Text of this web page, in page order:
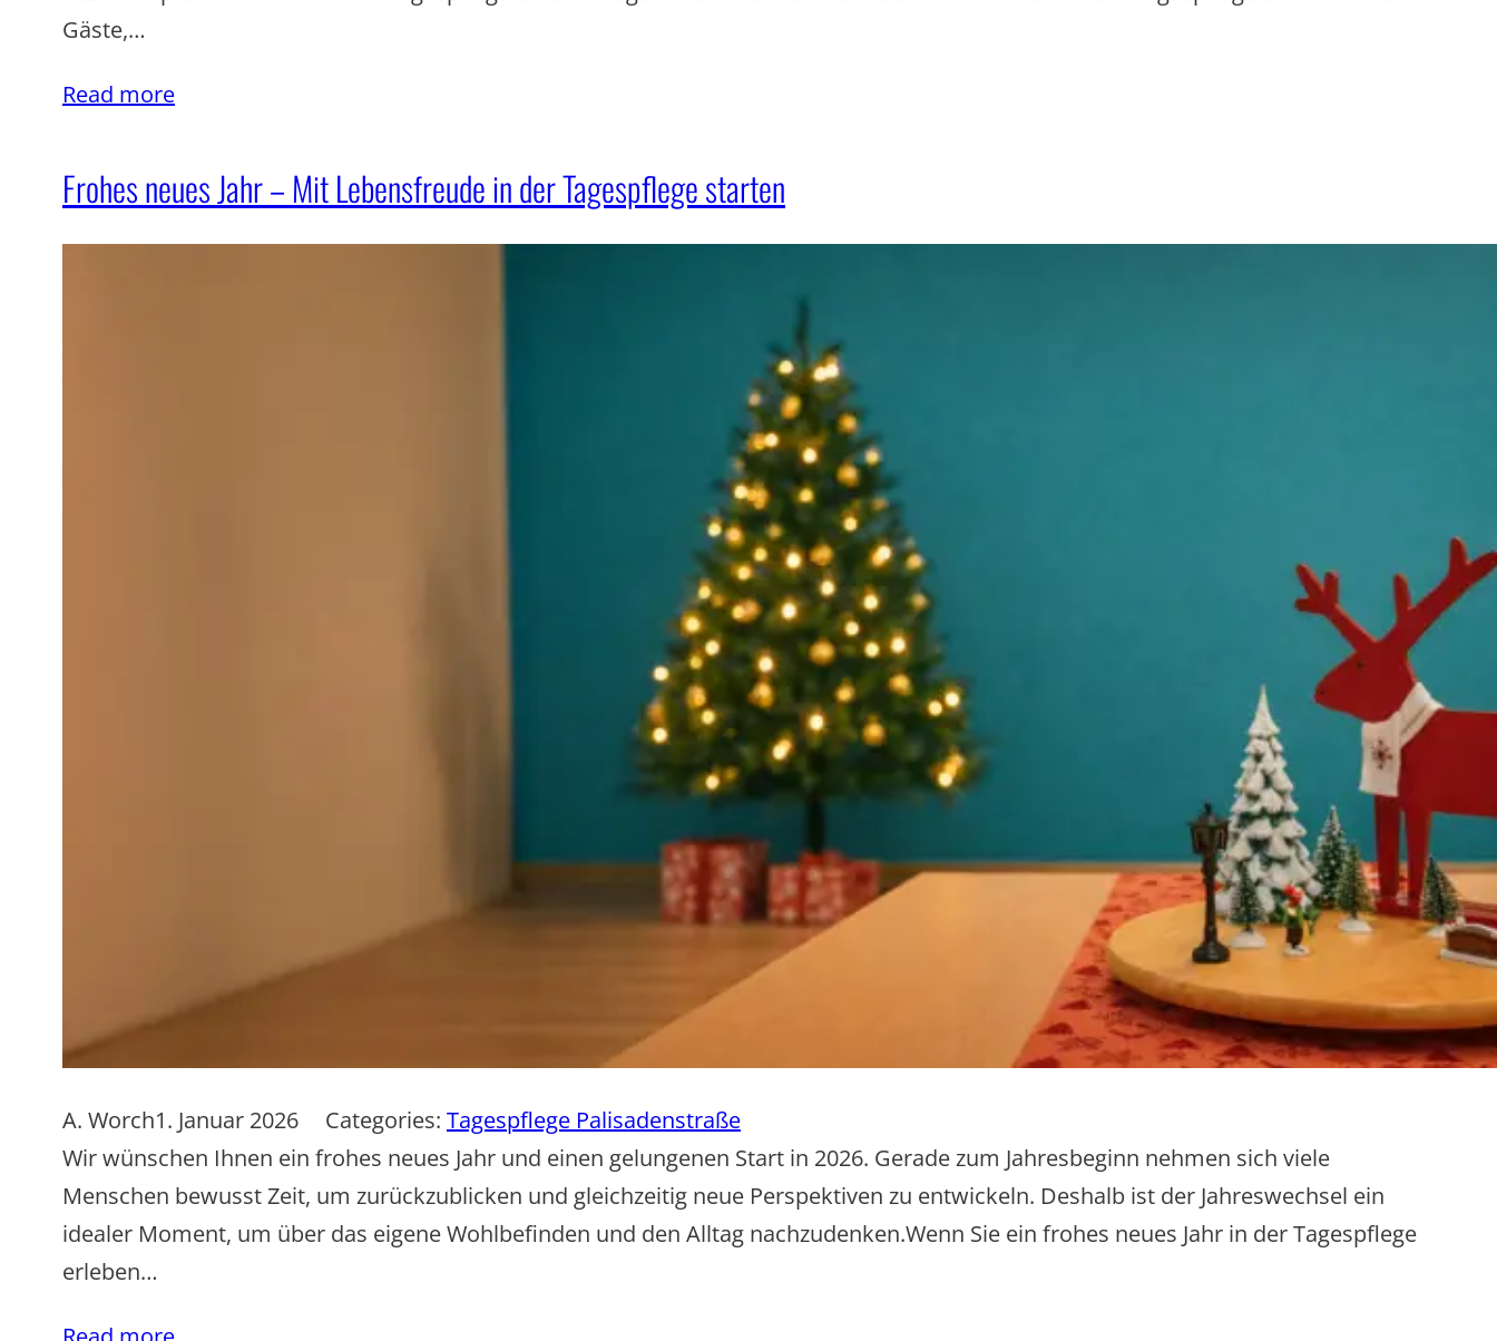
Gäste,…
Read more
Frohes neues Jahr – Mit Lebensfreude in der Tagespflege starten
A. Worch1. Januar 2026 Categories: Tagespflege Palisadenstraße
Wir wünschen Ihnen ein frohes neues Jahr und einen gelungenen Start in 2026. Gerade zum Jahresbeginn nehmen sich viele
Menschen bewusst Zeit, um zurückzublicken und gleichzeitig neue Perspektiven zu entwickeln. Deshalb ist der Jahreswechsel ein
idealer Moment, um über das eigene Wohlbefinden und den Alltag nachzudenken.Wenn Sie ein frohes neues Jahr in der Tagespflege
erleben…